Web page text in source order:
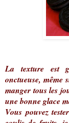
La texture est
onctueuse, même
manger tous les
une bonne glace
Vous pouvez